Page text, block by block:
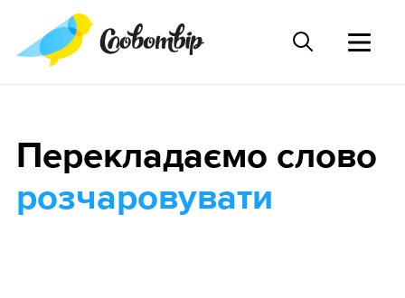
Перекладаємо слово
розчаровувати